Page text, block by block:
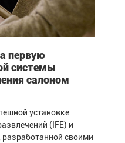
первую
системы
салоном
установке
(IFE) и
своими